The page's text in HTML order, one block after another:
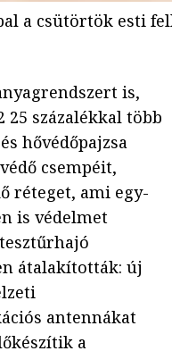
a csütörtök esti
is,
25 százalékkal több
hővédőpajzsa
csempéit,
réteget, ami egy-
is védelmet
átalakították: új
antennákat
a